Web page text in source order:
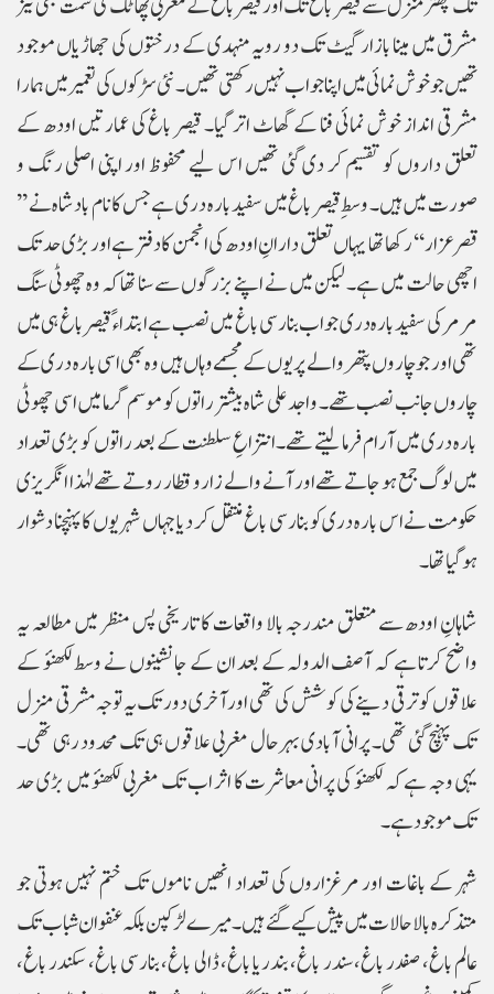
مشرق میں مینا بازار گیٹ تک دو رویہ منہدی کے درختوں کی جھاڑیاں موجود
تھیں جو خوش نمائی میں اپنا جواب نہیں رکھتی تھیں۔ نئی سڑکوں کی تعمیر میں ہمارا
مشرقی انداز خوش نمائی فنا کے گھاٹ اتر گیا۔ قیصر باغ کی عمارتیں اودھ کے
تعلق داروں کو تقسیم کر دی گئی تھیں اس لیے محفوظ اور اپنی اصلی رنگ و
صورت میں ہیں۔ وسطِ قیصر باغ میں سفید بارہ دری ہے جس کا نام بادشاہ نے ’’
قصر عزار‘‘ رکھا تھا یہاں تعلق دارانِ اودھ کی انجمن کا دفتر ہے اور بڑی حد تک
اچھی حالت میں ہے۔ لیکن میں نے اپنے بزرگوں سے سنا تھا کہ وہ چھوٹی سنگ
مرمر کی سفید بارہ دری جواب بنارسی باغ میں نصب ہے ابتدا ء ً قیصر باغ ہی میں
تھی اور جو چاروں پتھر والے پر یوں کے مجسمے وہاں ہیں وہ بھی اسی بارہ دری کے
چاروں جانب نصب تھے۔ واجد علی شاہ بیشتر راتوں کو موسم گرما میں اسی چھوٹی
بارہ دری میں آرام فرما لیتے تھے۔ انتزاعِ سلطنت کے بعد راتوں کو بڑی تعداد
میں لوگ جمع ہو جاتے تھے اور آنے والے زار و قطار روتے تھے لہٰذا انگریزی
حکومت نے اس بارہ دری کو بنارسی باغ منتقل کر دیا جہاں شہریوں کا پہنچنا دشوار
ہو گیا تھا۔
شاہانِ اودھ سے متعلق مندرجہ بالا واقعات کا تاریخی پس منظر میں مطالعہ یہ
واضح کرتا ہے کہ آصف الدولہ کے بعد ان کے جا نشینوں نے وسط لکھنؤ کے
علاقوں کو ترقی دینے کی کوشش کی تھی اور آخری دور تک یہ توجہ مشرقی منزل
تک پہنچ گئی تھی۔ پرانی آبادی بہرحال مغربی علاقو ں ہی تک محدود رہی تھی۔
یہی وجہ ہے کہ لکھنؤ کی پرانی معاشرت کا اثر اب تک مغربی لکھنؤ میں بڑی حد
تک موجود ہے۔
شہر کے باغات اور مرغزاروں کی تعداد انھیں ناموں تک ختم نہیں ہوتی جو
متذکرہ بالا حالات میں پیش کیے گئے ہیں۔ میرے لڑکپن بلکہ عنفوان شباب تک
عالم باغ، صفدر باغ، سندر باغ، بندریا باغ، ڈالی باغ، بنارسی باغ، سکندر باغ،